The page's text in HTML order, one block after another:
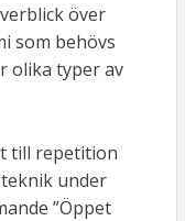
över
som behövs
olika typer av
till repetition
under
”Öppet